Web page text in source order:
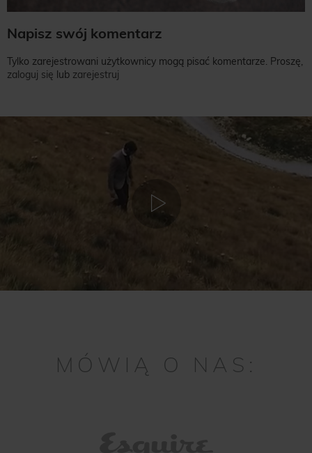
Napisz swój komentarz
Tylko zarejestrowani użytkownicy mogą pisać komentarze. Proszę,
zaloguj się lub zarejestruj
MÓWIĄ O NAS: